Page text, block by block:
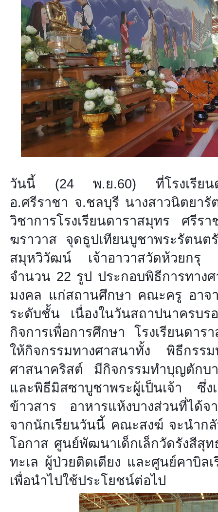
วันนี้ (24 พ.ย.60) ที่โรงเรียน
อ.ศรีราชา จ.ชลบุรี นางสาวนิตยา
วิชาการโรงเรียนดาราสมุทร ศรีร
ฆราวาส จุดธูปเทียนบูชาพระรัตน
สมุหวิวัฒน์ เจ้าอาวาสวัดห้วยกรุ
จำนวน 22 รูป ประกอบพิธีการทาง
มงคล แก่สถานศึกษา คณะครู อาจ
ระดับชั้น เนื่องในวันสถาปนาครบ
กจการเพื่อการศึกษา โรงเรียนดา
ให้กิจกรรมทางศาสนาทั้ง พิธีกรร
ศาสนาคริสต์ มีกิจกรรมทำบุญตักบา
และพิธีมิสซาบูชาพระผู้เป็นเจ้า ซึ่
ข้าวสาร อาหารแห้งบางส่วนที่ได้
จากนักเรียนวันนี้ คณะสงฆ์ จะนำก
โอกาส ศูนย์พัฒนาเด็กเล็กวัดรังสีสุ
ทะเล ผู้ป่วยติดเตียง และศูนย์คาบิลเ
เพื่อนำไปใช้ประโยชน์ต่อไป